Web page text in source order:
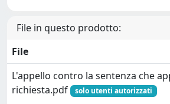
File in questo prodotto:
File
L'appello contro la sentenza che
richiesta.pdf
solo utenti autorizzati